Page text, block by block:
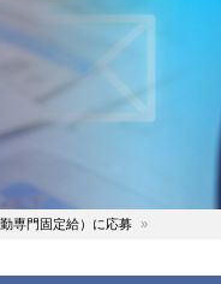
専門固定給）に応募